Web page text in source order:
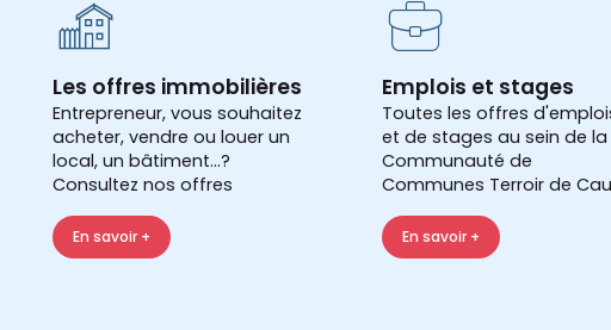
Les offres immobilières
Entrepreneur, vous souhaitez
acheter, vendre ou louer un
local, un bâtiment...?
Consultez nos offres
En savoir +
Emplois et stages
Toutes les offres
et de stages au sein de la
Communauté de
Communes Terroir de
En savoir +